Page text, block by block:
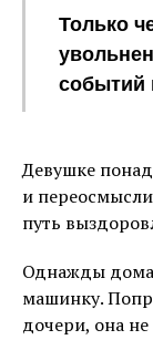
Только
событий
Девушке
и
путь
Однажды
машинку.
дочери, она